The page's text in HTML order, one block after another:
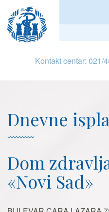
Kontakt centar: 021/
Dnevne
Dom
«Novi Sad»